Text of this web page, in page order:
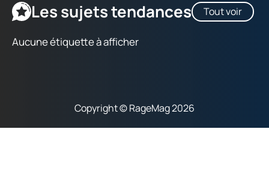
Les sujets tendances Tout voir
Aucune étiquette à afficher
Copyright © RageMag 2026